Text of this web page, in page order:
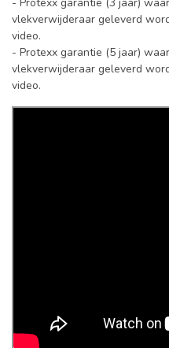
vlekverwijderaar geleverd
video.
- Protexx garantie (5 jaar)
vlekverwijderaar geleverd
video.